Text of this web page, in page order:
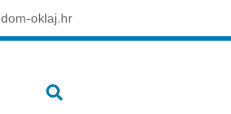
dom-oklaj.hr